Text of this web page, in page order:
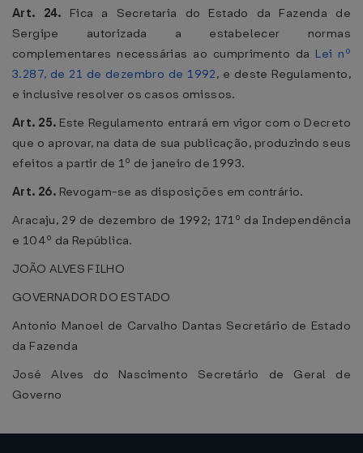
Art. 24. Fica a Secretaria do Estado da Fazenda de
Sergipe autorizada a estabelecer normas
complementares necessárias ao cumprimento da Lei nº
3.287, de 21 de dezembro de 1992, e deste Regulamento,
e inclusive resolver os casos omissos.
Art. 25. Este Regulamento entrará em vigor com o Decreto
que o aprovar, na data de sua publicação, produzindo seus
efeitos a partir de 1º de janeiro de 1993.
Art. 26. Revogam-se as disposições em contrário.
Aracaju, 29 de dezembro de 1992; 171º da Independência
e 104º da República.
JOÃO ALVES FILHO
GOVERNADOR DO ESTADO
Antonio Manoel de Carvalho Dantas Secretário de Estado
da Fazenda
José Alves do Nascimento Secretário de Geral de
Governo